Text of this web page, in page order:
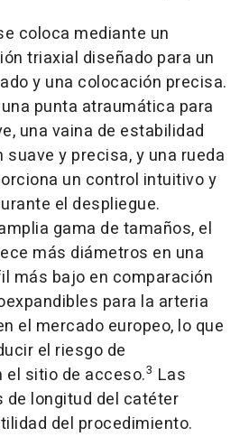
coloca mediante un
triaxial diseñado para un
y una colocación precisa.
punta atraumática para
una vaina de estabilidad
suave y precisa, y una rueda
un control intuitivo y
el despliegue.
gama de tamaños, el
más diámetros en una
más bajo en comparación
para la arteria
el mercado europeo, lo que
el riesgo de
sitio de acceso.3 Las
longitud del catéter
del procedimiento.